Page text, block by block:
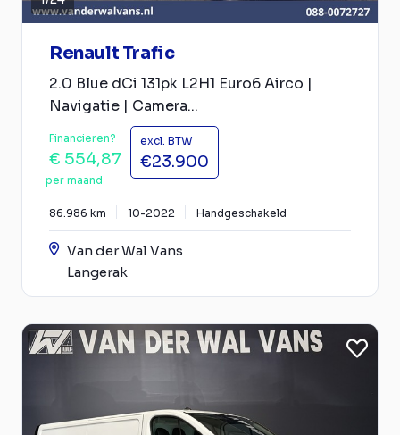
Renault Trafic
2.0 Blue dCi 131pk L2H1 Euro6 Airco |
Navigatie | Camera...
Financieren?
€ 554,87
per maand
excl. BTW
€23.900
86.986 km 10-2022 Handgeschakeld
Van der Wal Vans
Langerak